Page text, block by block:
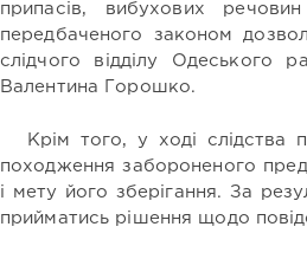
припасів, вибухових
передбаченого законом
слідчого відділу Одеського
Валентина Горошко.
Крім того, у ході слідства
походження забороненого
і мету його зберігання. За
прийматись рішення щодо